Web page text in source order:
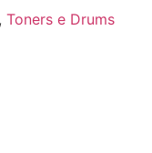
, Toners e Drums